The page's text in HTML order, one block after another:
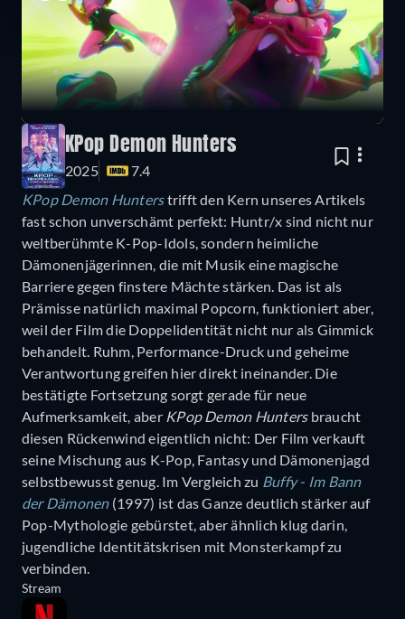
KPop Demon Hunters
2025
7.4
KPop Demon Hunterstrifft den Kern unseres Artikels
fast schon unverschämt perfekt: Huntr/x sind nicht nur
weltberühmte K-Pop-Idols, sondern heimliche
Dämonenjägerinnen, die mit Musik eine magische
Barriere gegen finstere Mächte stärken. Das ist als
Prämisse natürlich maximal Popcorn, funktioniert aber,
weil der Film die Doppelidentität nicht nur als Gimmick
behandelt. Ruhm, Performance-Druck und geheime
Verantwortung greifen hier direkt ineinander. Die
bestätigte Fortsetzung sorgt gerade für neue
Aufmerksamkeit, aber KPop Demon Huntersbraucht
diesen Rückenwind eigentlich nicht: Der Film verkauft
seine Mischung aus K-Pop, Fantasy und Dämonenjagd
selbstbewusst genug. Im Vergleich zu Buffy - Im Bann
der Dämonen (1997) ist das Ganze deutlich stärker auf
Pop-Mythologie gebürstet, aber ähnlich klug darin,
jugendliche Identitätskrisen mit Monsterkampf zu
verbinden.
Stream